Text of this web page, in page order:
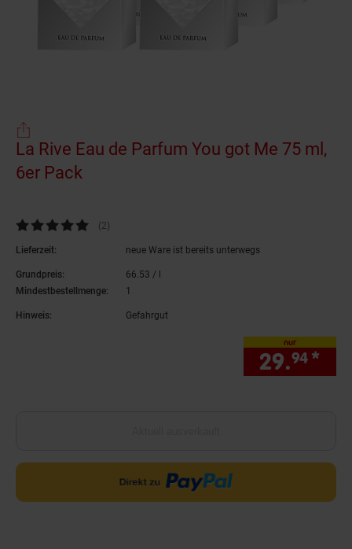
La Rive Eau de Parfum You got Me 75 ml,
6er Pack
Kundenbewertung: 5 von 5 Sternen
(2Kundenbewertungen
)
Lieferzeit: neue Ware ist bereits unterwegs
Grundpreis: 66.53 / l
Mindestbestellmenge:
1
Hinweis: Gefahrgut
nur
29.94 *